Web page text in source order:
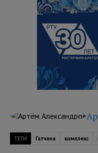
ТЕГИ Гатчина комплекс